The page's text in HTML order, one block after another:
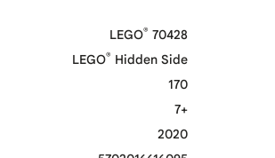
LEGO® 70428
LEGO® Hidden Side
170
7+
2020